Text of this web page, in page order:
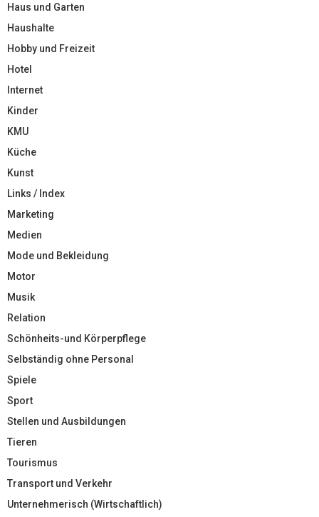
Haus und Garten
Haushalte
Hobby und Freizeit
Hotel
Internet
Kinder
KMU
Küche
Kunst
Links / Index
Marketing
Medien
Mode und Bekleidung
Motor
Musik
Relation
Schönheits-und Körperpflege
Selbständig ohne Personal
Spiele
Sport
Stellen und Ausbildungen
Tieren
Tourismus
Transport und Verkehr
Unternehmerisch (Wirtschaftlich)